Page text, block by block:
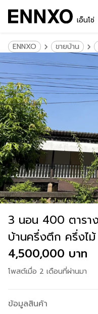
เอ็นโซ่
ENNXO ขายบ้าน
3 นอน 400 ตารางเมตร 4 ห้องน้ำ 78 ต.ร.ว.
4,500,000 บาท
โพสต์เมื่อ 2 เดือนที่ผ่านมา
ข้อมูลสินค้า